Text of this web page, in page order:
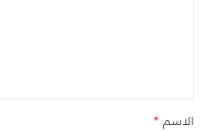
الاسم *